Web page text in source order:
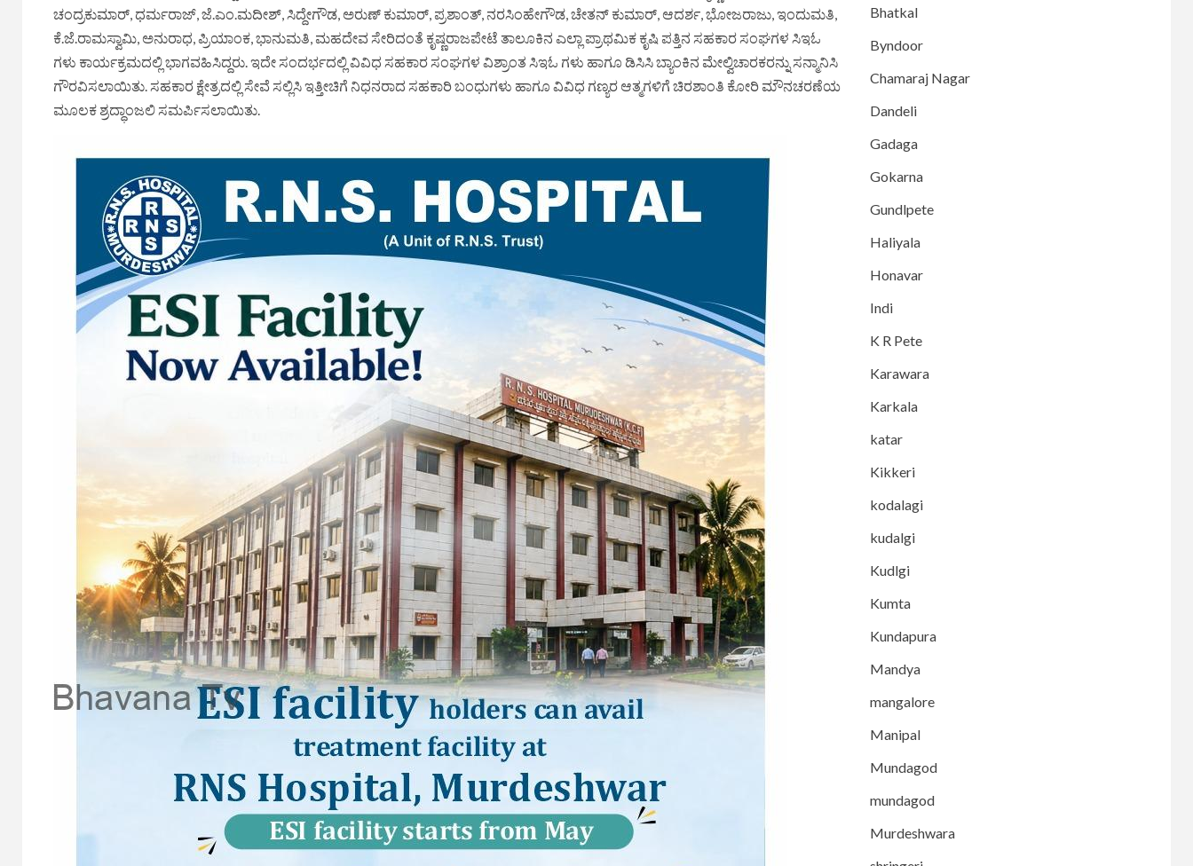
ಚಂದ್ರಕುಮಾರ್, ಧರ್ಮರಾಜ್, ಜೆ.ಎಂ.ಮದೀಶ್, ಸಿದ್ದೇಗೌಡ, ಅರುಣ್ ಕುಮಾರ್, ಪ್ರಶಾಂತ್, ನರಸಿಂಹೇಗೌಡ, ಚೇತನ್ ಕುಮಾರ್, ಆದರ್ಶ, ಭೋಜರಾಜು, ಇಂದುಮತಿ,
ಕೆ.ಜೆ.ರಾಮಸ್ವಾಮಿ, ಅನುರಾಧ, ಪ್ರಿಯಾಂಕ, ಭಾನುಮತಿ, ಮಹದೇವ ಸೇರಿದಂತೆ ಕೃಷ್ಣರಾಜಪೇಟೆ ತಾಲೂಕಿನ ಎಲ್ಲಾ ಪ್ರಾಥಮಿಕ ಕೃಷಿ ಪತ್ತಿನ ಸಹಕಾರ ಸಂಘಗಳ ಸಿಇಓ
ಗಳು ಕಾರ್ಯಕ್ರಮದಲ್ಲಿ ಭಾಗವಹಿಸಿದ್ದರು. ಇದೇ ಸಂದರ್ಭದಲ್ಲಿ ವಿವಿಧ ಸಹಕಾರ ಸಂಘಗಳ ವಿಶ್ರಾಂತ ಸಿಇಓ ಗಳು ಹಾಗೂ ಡಿಸಿಸಿ ಬ್ಯಾಂಕಿನ ಮೇಲ್ವಿಚಾರಕರನ್ನು ಸನ್ಮಾನಿಸಿ
ಗೌರವಿಸಲಾಯಿತು. ಸಹಕಾರ ಕ್ಷೇತ್ರದಲ್ಲಿ ಸೇವೆ ಸಲ್ಲಿಸಿ ಇತ್ತೀಚಿಗೆ ನಿಧನರಾದ ಸಹಕಾರಿ ಬಂಧುಗಳು ಹಾಗೂ ವಿವಿಧ ಗಣ್ಯರ ಆತ್ಮಗಳಿಗೆ ಚಿರಶಾಂತಿ ಕೋರಿ ಮೌನಚರಣೆಯ
ಮೂಲಕ ಶ್ರದ್ಧಾಂಜಲಿ ಸಮರ್ಪಿಸಲಾಯಿತು.
Bhatkal
Byndoor
Chamaraj Nagar
Dandeli
Gadaga
Gokarna
Gundlpete
Haliyala
Honavar
Indi
K R Pete
Karawara
Karkala
katar
Kikkeri
kodalagi
kudalgi
Kudlgi
Kumta
Kundapura
Mandya
mangalore
Manipal
Mundagod
mundagod
Murdeshwara